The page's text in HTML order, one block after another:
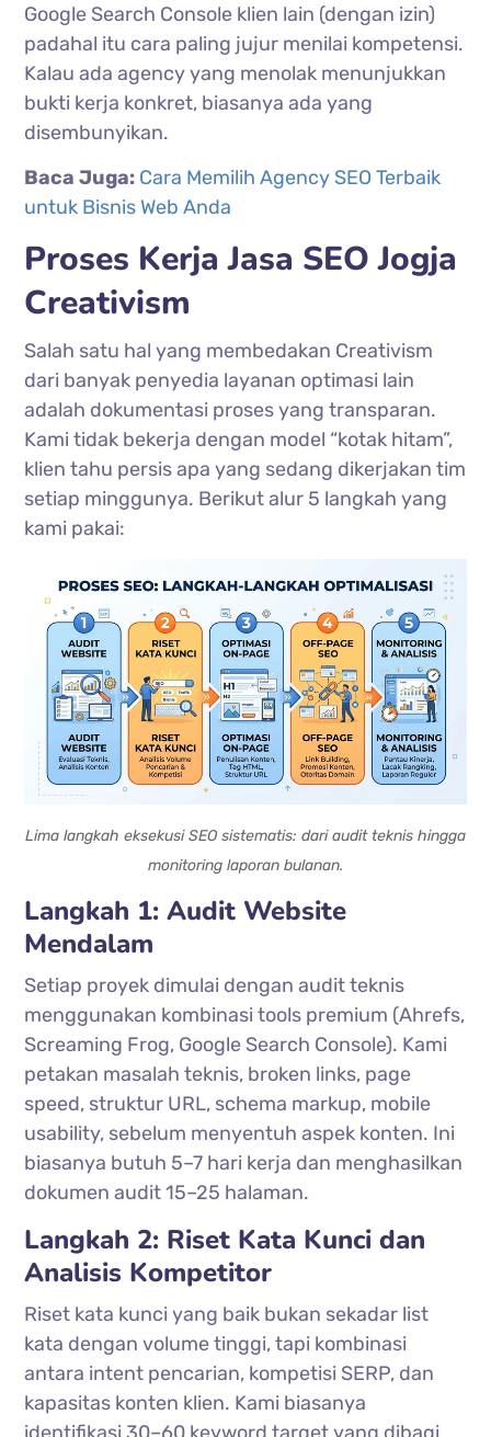
Google Search Console klien lain (dengan izin)
padahal itu cara paling jujur menilai kompetensi.
Kalau ada agency yang menolak menunjukkan
bukti kerja konkret, biasanya ada yang
disembunyikan.
Baca Juga: Cara Memilih Agency SEO Terbaik
untuk Bisnis Web Anda
Proses Kerja Jasa SEO Jogja
Creativism
Salah satu hal yang membedakan Creativism
dari banyak penyedia layanan optimasi lain
adalah dokumentasi proses yang transparan.
Kami tidak bekerja dengan model “kotak hitam”,
klien tahu persis apa yang sedang dikerjakan tim
setiap minggunya. Berikut alur 5 langkah yang
kami pakai:
Lima langkah eksekusi SEO sistematis: dari audit teknis hingga
monitoring laporan bulanan.
Langkah 1: Audit Website
Mendalam
Setiap proyek dimulai dengan audit teknis
menggunakan kombinasi tools premium (Ahrefs,
Screaming Frog, Google Search Console). Kami
petakan masalah teknis, broken links, page
speed, struktur URL, schema markup, mobile
usability, sebelum menyentuh aspek konten. Ini
biasanya butuh 5–7 hari kerja dan menghasilkan
dokumen audit 15–25 halaman.
Langkah 2: Riset Kata Kunci dan
Analisis Kompetitor
Riset kata kunci yang baik bukan sekadar list
kata dengan volume tinggi, tapi kombinasi
antara intent pencarian, kompetisi SERP, dan
kapasitas konten klien. Kami biasanya